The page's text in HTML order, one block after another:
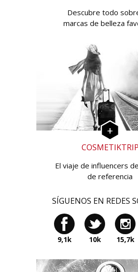
Descubre todo
marcas de belleza
COSMETIKTRIP
El viaje de influencers
de referencia
SÍGUENOS EN REDES
9,1k 10k 15,7k